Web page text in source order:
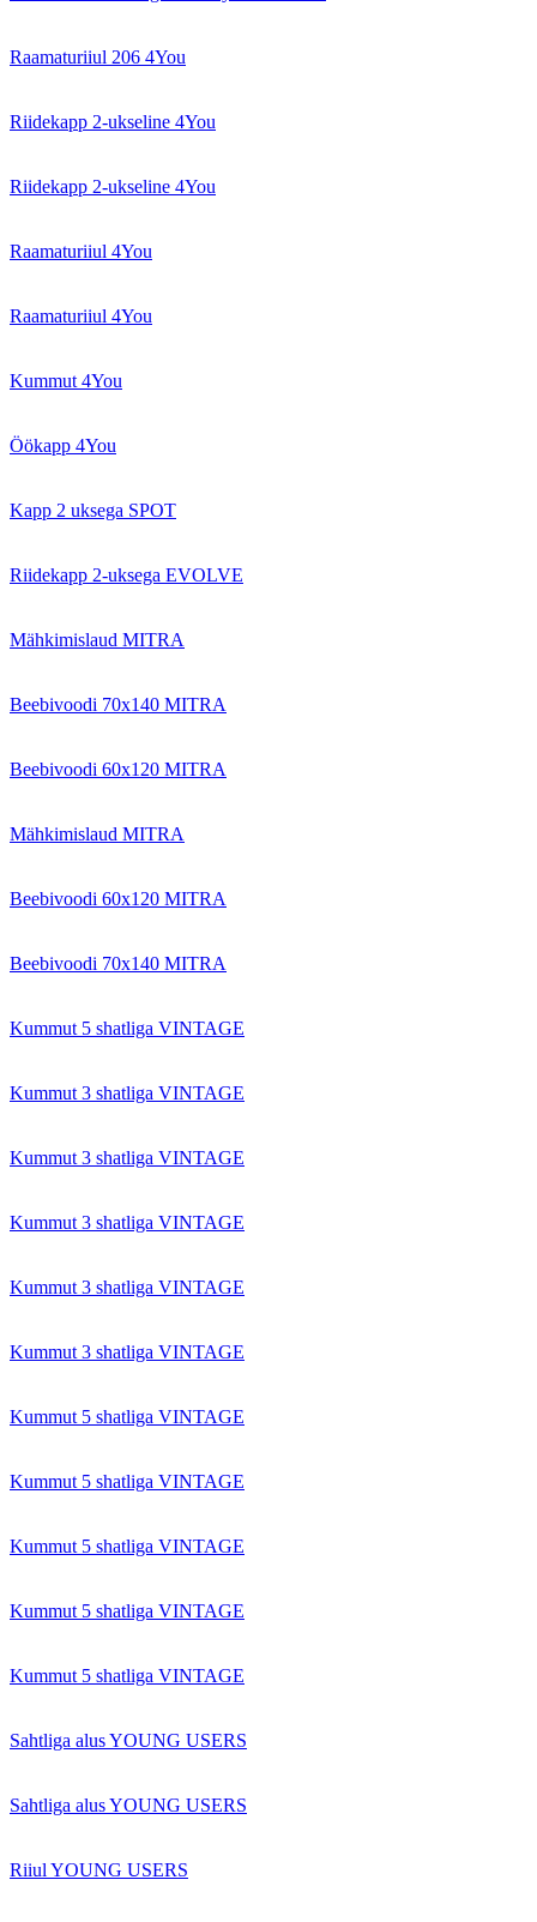
Raamaturiiul 206 4You
Riidekapp 2-ukseline 4You
Riidekapp 2-ukseline 4You
Raamaturiiul 4You
Raamaturiiul 4You
Kummut 4You
Öökapp 4You
Kapp 2 uksega SPOT
Riidekapp 2-uksega EVOLVE
Mähkimislaud MITRA
Beebivoodi 70x140 MITRA
Beebivoodi 60x120 MITRA
Mähkimislaud MITRA
Beebivoodi 60x120 MITRA
Beebivoodi 70x140 MITRA
Kummut 5 shatliga VINTAGE
Kummut 3 shatliga VINTAGE
Kummut 3 shatliga VINTAGE
Kummut 3 shatliga VINTAGE
Kummut 3 shatliga VINTAGE
Kummut 3 shatliga VINTAGE
Kummut 5 shatliga VINTAGE
Kummut 5 shatliga VINTAGE
Kummut 5 shatliga VINTAGE
Kummut 5 shatliga VINTAGE
Kummut 5 shatliga VINTAGE
Sahtliga alus YOUNG USERS
Sahtliga alus YOUNG USERS
Riiul YOUNG USERS